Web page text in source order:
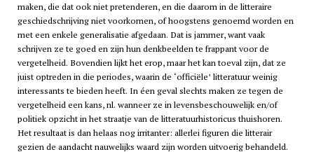
maken, die dat ook niet pretenderen, en die daarom in de litteraire
geschiedschrijving niet voorkomen, of hoogstens genoemd worden en
met een enkele generalisatie afgedaan. Dat is jammer, want vaak
schrijven ze te goed en zijn hun denkbeelden te frappant voor de
vergetelheid. Bovendien lijkt het erop, maar het kan toeval zijn, dat ze
juist optreden in die periodes, waarin de ‘officiële’ litteratuur weinig
interessants te bieden heeft. In éen geval slechts maken ze tegen de
vergetelheid een kans, nl. wanneer ze in levensbeschouwelijk en/of
politiek opzicht in het straatje van de litteratuurhistoricus thuishoren.
Het resultaat is dan helaas nog irritanter: allerlei figuren die litterair
gezien de aandacht nauwelijks waard zijn worden uitvoerig behandeld.